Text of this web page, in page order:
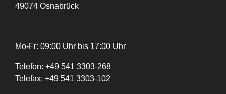
49074 Osnabrück
Mo-Fr: 09:00 Uhr bis 17:00 Uhr
Telefon: +49 541 3303-268
Telefax: +49 541 3303-102